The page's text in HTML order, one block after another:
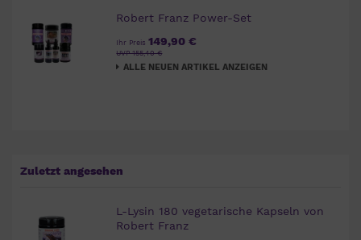
Robert Franz Power-Set
Ihr Preis 149,90 €
UVP 155,40 €
ALLE NEUEN ARTIKEL ANZEIGEN
Zuletzt angesehen
L-Lysin 180 vegetarische Kapseln von
Robert Franz